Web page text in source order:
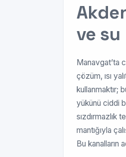
ve su
Manavgat’ta
çözüm, ısı
kullanmaktır;
yükünü ciddi
sızdırmazlık
mantığıyla
Bu kanalların